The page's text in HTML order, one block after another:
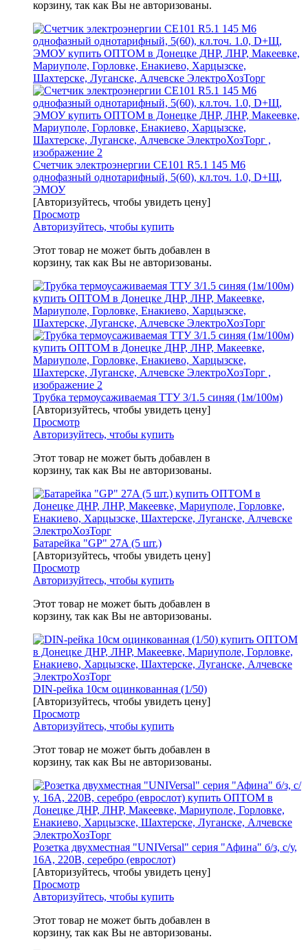
корзину, так как Вы не авторизованы.
Счетчик электроэнергии CE101 R5.1 145 M6
однофазный однотарифный, 5(60), кл.точ. 1.0, D+Щ,
ЭМОУ
[Авторизуйтесь, чтобы увидеть цену]
Просмотр
Авторизуйтесь, чтобы купить
Этот товар не может быть добавлен в
корзину, так как Вы не авторизованы.
Трубка термоусаживаемая ТТУ 3/1.5 синяя (1м/100м)
[Авторизуйтесь, чтобы увидеть цену]
Просмотр
Авторизуйтесь, чтобы купить
Этот товар не может быть добавлен в
корзину, так как Вы не авторизованы.
Батарейка "GР" 27A (5 шт.)
[Авторизуйтесь, чтобы увидеть цену]
Просмотр
Авторизуйтесь, чтобы купить
Этот товар не может быть добавлен в
корзину, так как Вы не авторизованы.
DIN-рейка 10см оцинкованная (1/50)
[Авторизуйтесь, чтобы увидеть цену]
Просмотр
Авторизуйтесь, чтобы купить
Этот товар не может быть добавлен в
корзину, так как Вы не авторизованы.
Розетка двухместная "UNIVersal" серия "Афина" б/з, с/у,
16А, 220В, серебро (еврослот)
[Авторизуйтесь, чтобы увидеть цену]
Просмотр
Авторизуйтесь, чтобы купить
Этот товар не может быть добавлен в
корзину, так как Вы не авторизованы.